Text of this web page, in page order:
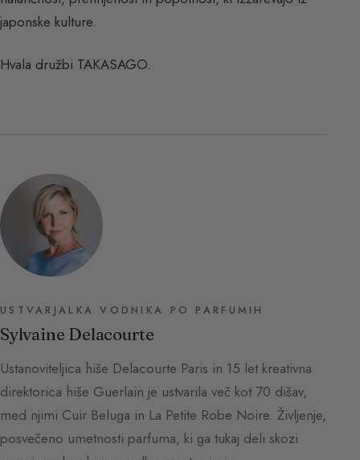
japonske kulture.
Hvala družbi TAKASAGO.
USTVARJALKA VODNIKA PO PARFUMIH
Sylvaine Delacourte
Ustanoviteljica hiše Delacourte Paris in 15 let kreativna
direktorica hiše Guerlain je ustvarila več kot 70 dišav,
med njimi Cuir Beluga in La Petite Robe Noire. Življenje,
posvečeno umetnosti parfuma, ki ga tukaj deli skozi